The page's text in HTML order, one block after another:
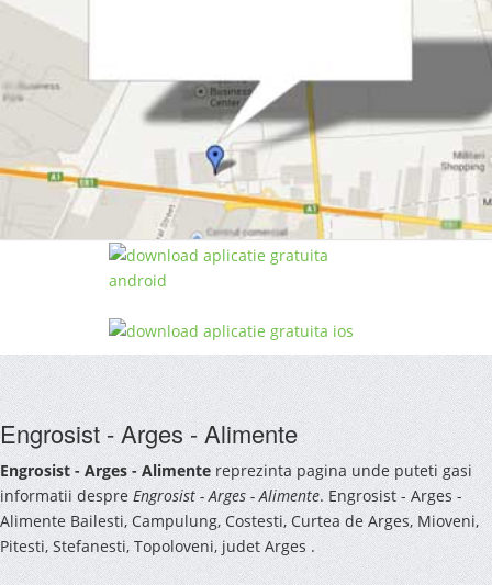
Engrosist - Arges - Alimente
Engrosist - Arges - Alimentereprezinta pagina unde puteti gasi
informatii despreEngrosist - Arges - Alimente. Engrosist - Arges -
Alimente Bailesti, Campulung, Costesti, Curtea de Arges, Mioveni,
Pitesti, Stefanesti, Topoloveni, judet Arges .